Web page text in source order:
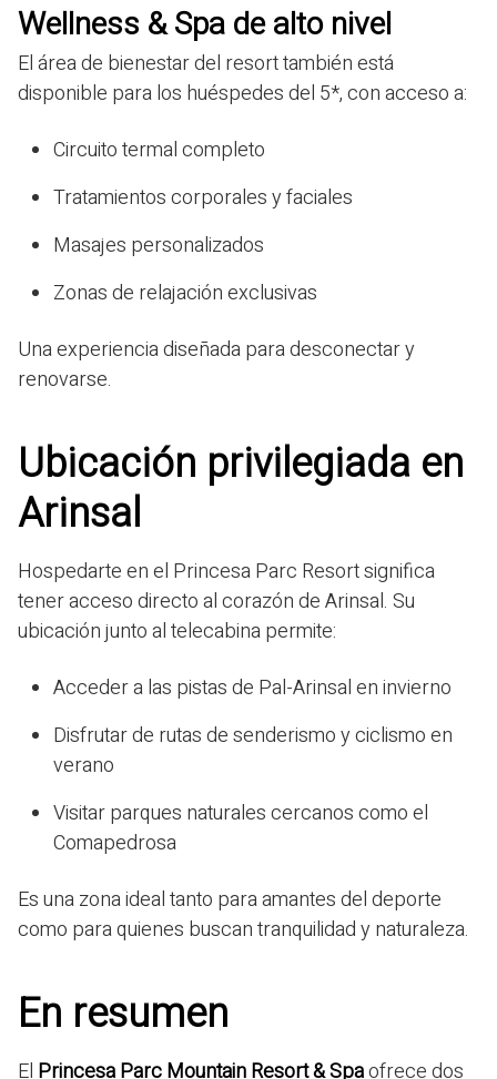
Wellness & Spa de alto nivel
El área de bienestar del resort también está
disponible para los huéspedes del 5*, con acceso a:
Circuito termal completo
Tratamientos corporales y faciales
Masajes personalizados
Zonas de relajación exclusivas
Una experiencia diseñada para desconectar y
renovarse.
Ubicación privilegiada en
Arinsal
Hospedarte en el Princesa Parc Resort significa
tener acceso directo al corazón de Arinsal. Su
ubicación junto al telecabina permite:
Acceder a las pistas de Pal-Arinsal en invierno
Disfrutar de rutas de senderismo y ciclismo en
verano
Visitar parques naturales cercanos como el
Comapedrosa
Es una zona ideal tanto para amantes del deporte
como para quienes buscan tranquilidad y naturaleza.
En resumen
El Princesa Parc Mountain Resort & Spaofrece dos